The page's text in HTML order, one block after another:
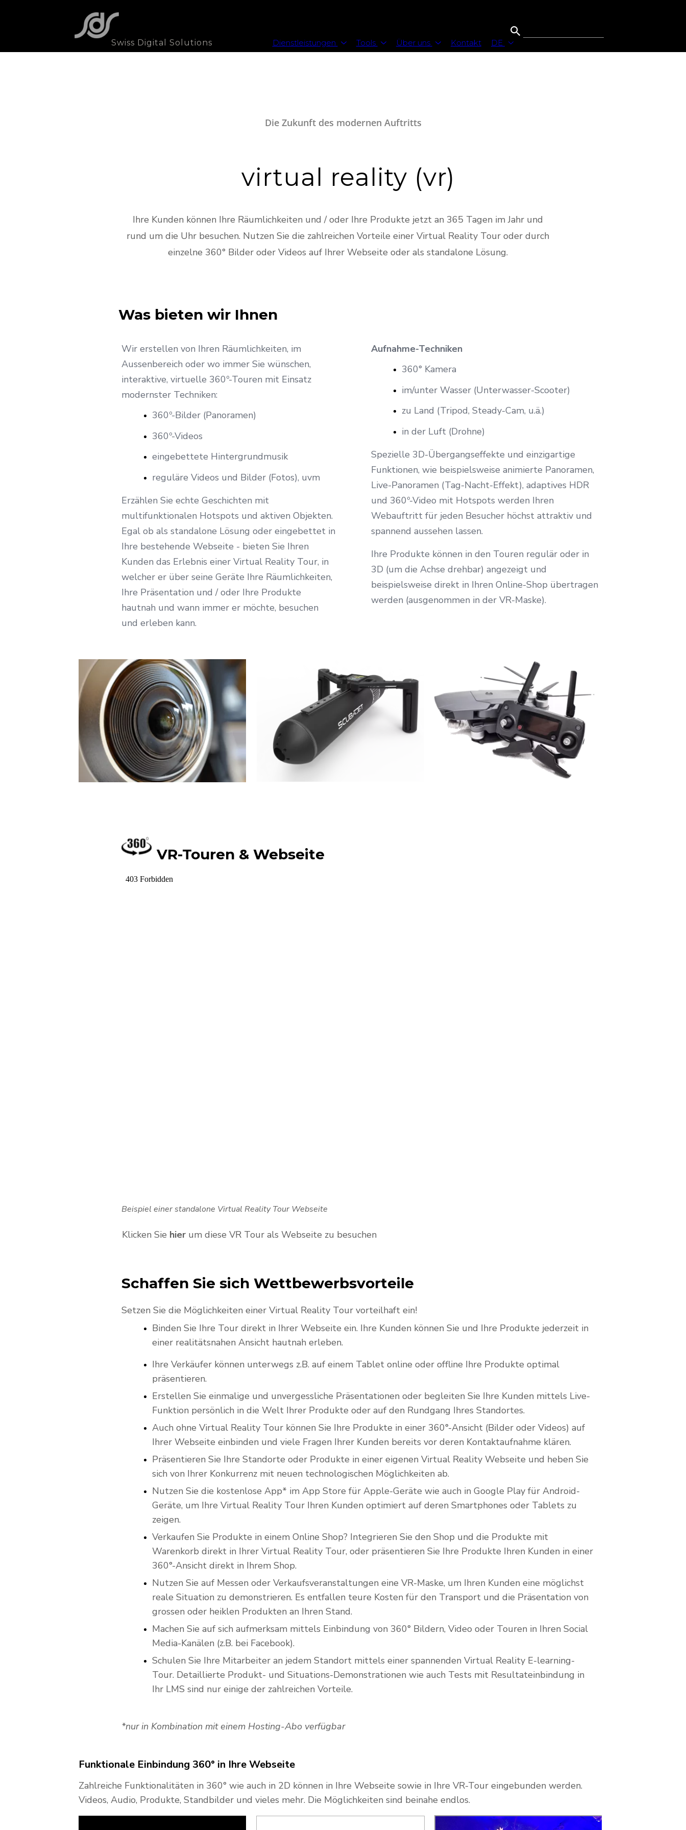
Dienstleistungen Tools Über uns Kontakt DE
Swiss Digital Solutions
virtual reality (vr)
Ihre Kunden können Ihre Räumlichkeiten und / oder Ihre Produkte jetzt an 365 Tagen im Jahr und
rund um die Uhr besuchen. Nutzen Sie die zahlreichen Vorteile einer Virtual Reality Tour oder durch
einzelne 360° Bilder oder Videos auf Ihrer Webseite oder als standalone Lösung.
Die Zukunft des modernen Auftritts
Wir erstellen von Ihren Räumlichkeiten, im
Aussenbereich oder wo immer Sie wünschen,
interaktive, virtuelle 360º-Touren mit Einsatz
modernster Techniken:
360º-Bilder (Panoramen)
360º-Videos
eingebettete Hintergrundmusik
reguläre Videos und Bilder (Fotos), uvm
Erzählen Sie echte Geschichten mit
multifunktionalen Hotspots und aktiven Objekten.
Egal ob als standalone Lösung oder eingebettet in
Ihre bestehende Webseite - bieten Sie Ihren
Kunden das Erlebnis einer Virtual Reality Tour, in
welcher er über seine Geräte Ihre Räumlichkeiten,
Ihre Präsentation und / oder Ihre Produkte
hautnah und wann immer er möchte, besuchen
und erleben kann.
Aufnahme-Techniken
360° Kamera
im/unter Wasser (Unterwasser-Scooter)
zu Land (Tripod, Steady-Cam, u.ä.)
in der Luft (Drohne)
Spezielle 3D-Übergangseffekte und einzigartige
Funktionen, wie beispielsweise animierte Panoramen,
Live-Panoramen (Tag-Nacht-Effekt), adaptives HDR
und 360º-Video mit Hotspots werden Ihren
Webauftritt für jeden Besucher höchst attraktiv und
spannend aussehen lassen.
Ihre Produkte können in den Touren regulär oder in
3D (um die Achse drehbar) angezeigt und
beispielsweise direkt in Ihren Online-Shop übertragen
werden (ausgenommen in der VR-Maske).
Was bieten wir Ihnen
VR-Touren & Webseite
Setzen Sie die Möglichkeiten einer Virtual Reality Tour vorteilhaft ein!
Binden Sie Ihre Tour direkt in Ihrer Webseite ein. Ihre Kunden können Sie und Ihre Produkte jederzeit in
einer realitätsnahen Ansicht hautnah erleben.
Ihre Verkäufer können unterwegs z.B. auf einem Tablet online oder offline Ihre Produkte optimal
präsentieren.
Erstellen Sie einmalige und unvergessliche Präsentationen oder begleiten Sie Ihre Kunden mittels Live-
Funktion persönlich in die Welt Ihrer Produkte oder auf den Rundgang Ihres Standortes.
Auch ohne Virtual Reality Tour können Sie Ihre Produkte in einer 360°-Ansicht (Bilder oder Videos) auf
Ihrer Webseite einbinden und viele Fragen Ihrer Kunden bereits vor deren Kontaktaufnahme klären.
Präsentieren Sie Ihre Standorte oder Produkte in einer eigenen Virtual Reality Webseite und heben Sie
sich von Ihrer Konkurrenz mit neuen technologischen Möglichkeiten ab.
Nutzen Sie die kostenlose App* im App Store für Apple-Geräte wie auch in Google Play für Android-
Geräte, um Ihre Virtual Reality Tour Ihren Kunden optimiert auf deren Smartphones oder Tablets zu
zeigen.
Verkaufen Sie Produkte in einem Online Shop? Integrieren Sie den Shop und die Produkte mit
Warenkorb direkt in Ihrer Virtual Reality Tour, oder präsentieren Sie Ihre Produkte Ihren Kunden in einer
360°-Ansicht direkt in Ihrem Shop.
Nutzen Sie auf Messen oder Verkaufsveranstaltungen eine VR-Maske, um Ihren Kunden eine möglichst
reale Situation zu demonstrieren. Es entfallen teure Kosten für den Transport und die Präsentation von
grossen oder heiklen Produkten an Ihren Stand.
Machen Sie auf sich aufmerksam mittels Einbindung von 360° Bildern, Video oder Touren in Ihren Social
Media-Kanälen (z.B. bei Facebook).
Schulen Sie Ihre Mitarbeiter an jedem Standort mittels einer spannenden Virtual Reality E-learning-
Tour. Detaillierte Produkt- und Situations-Demonstrationen wie auch Tests mit Resultateinbindung in
Ihr LMS sind nur einige der zahlreichen Vorteile.
*nur in Kombination mit einem Hosting-Abo verfügbar
Beispiel einer standalone Virtual Reality Tour Webseite
Schaffen Sie sich Wettbewerbsvorteile
Klicken Sie hier um diese VR Tour als Webseite zu besuchen
Funktionale Einbindung 360° in Ihre Webseite
Zahlreiche Funktionalitäten in 360° wie auch in 2D können in Ihre Webseite sowie in Ihre VR-Tour eingebunden werden.
Videos, Audio, Produkte, Standbilder und vieles mehr. Die Möglichkeiten sind beinahe endlos.